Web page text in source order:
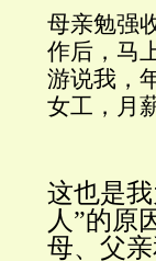
母亲勉强
作后，马
游说我，
女工，月
这也是
人”的原
母、父